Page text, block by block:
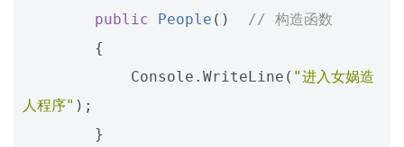
public
People ()
// 构造函数
{
Console . WriteLine ( "进入女娲造
人程序" );
}